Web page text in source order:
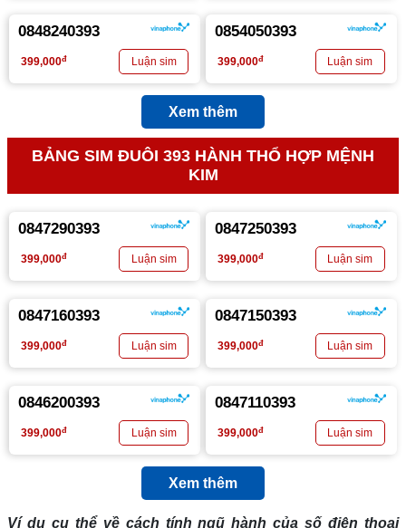
0848240393
399,000đ
0854050393
399,000đ
Xem thêm
BẢNG SIM ĐUÔI 393 HÀNH THỔ HỢP MỆNH
KIM
0847290393
399,000đ
0847250393
399,000đ
0847160393
399,000đ
0847150393
399,000đ
0846200393
399,000đ
0847110393
399,000đ
Xem thêm
Ví dụ cụ thể về cách tính ngũ hành của số điện thoại